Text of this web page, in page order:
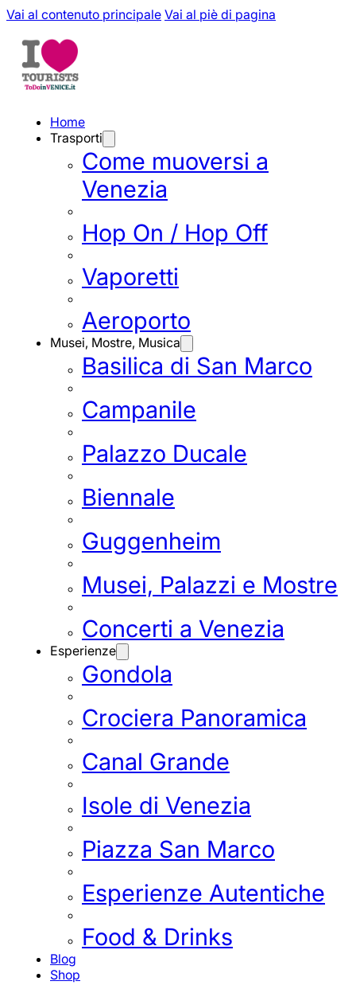
Vai al contenuto principale Vai al piè di pagina
Home
Trasporti
Come muoversi a
Venezia
Hop On / Hop Off
Vaporetti
Aeroporto
Musei, Mostre, Musica
Basilica di San Marco
Campanile
Palazzo Ducale
Biennale
Guggenheim
Musei, Palazzi e Mostre
Concerti a Venezia
Esperienze
Gondola
Crociera Panoramica
Canal Grande
Isole di Venezia
Piazza San Marco
Esperienze Autentiche
Food & Drinks
Blog
Shop